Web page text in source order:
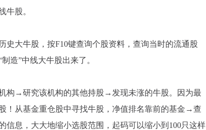
牛股。
大牛股，按F10键查询个股资料，查询当时的流通股
造”中线大牛股出来了。
→研究该机构的其他持股→发现未涨的牛股。因为最
！从基金重仓股中寻找牛股，净值排名靠前的基金→查
息，大大地缩小选股范围，起码可以缩小到100只这样